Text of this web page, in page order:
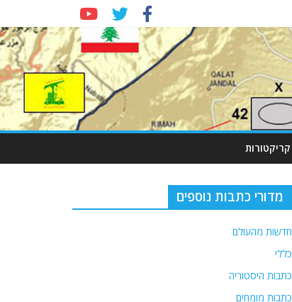
קריקטורות
מדורי כתבות נוספים
חדשות מהעולם
כללי
כתבות היסטוריה
כתבות מומחים